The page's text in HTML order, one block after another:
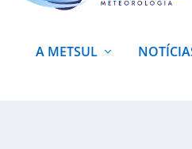
A METSUL